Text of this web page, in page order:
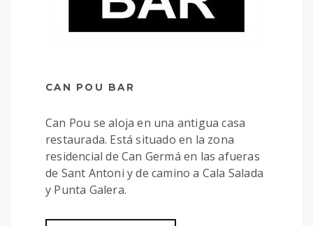
CAN POU BAR
Can Pou se aloja en una antigua casa
restaurada. Está situado en la zona
residencial de Can Germá en las afueras
de Sant Antoni y de camino a Cala Salada
y Punta Galera.